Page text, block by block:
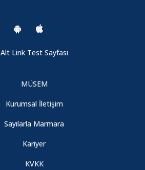
Alt Link Test Sayfası
MÜSEM
Kurumsal İletişim
Sayılarla Marmara
Kariyer
KVKK